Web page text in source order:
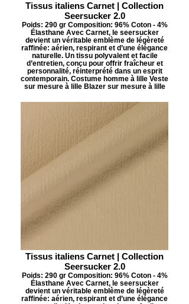
Tissus italiens Carnet | Collection
Seersucker 2.0
Poids: 290 gr Composition: 96% Coton - 4%
Élasthane Avec Carnet, le seersucker
devient un véritable emblème de légèreté
raffinée: aérien, respirant et d’une élégance
naturelle. Un tissu polyvalent et facile
d’entretien, conçu pour offrir fraîcheur et
personnalité, réinterprété dans un esprit
contemporain. Costume homme à lille Veste
sur mesure à lille Blazer sur mesure à lille
Tissus italiens Carnet | Collection
Seersucker 2.0
Poids: 290 gr Composition: 96% Coton - 4%
Élasthane Avec Carnet, le seersucker
devient un véritable emblème de légèreté
raffinée: aérien, respirant et d’une élégance